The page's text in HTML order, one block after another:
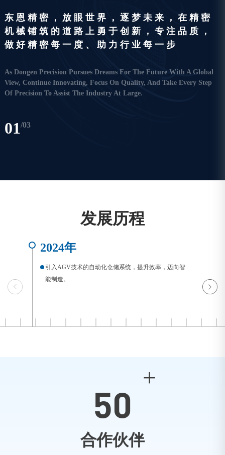
东恩精密，放眼世界，逐梦未来，在精密
机械铺筑的道路上勇于创新，专注品质，
做好精密每一度、助力行业每一步
As Dongen Precision Pursues Dreams For The Future With A Global
View, Continue Innovating, Focus On Quality, And Take Every Step
Of Precision To Assist The Industry At Large.
01/03
发展历程
2024年
引入AGV技术的自动化仓储系统，提升效率，迈向智
能制造。
+
50
合作伙伴